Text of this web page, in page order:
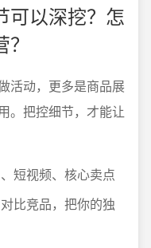
可以深挖？怎
活动，更多是商品展
。把控细节，才能让
短视频、核心卖点
比竞品，把你的独